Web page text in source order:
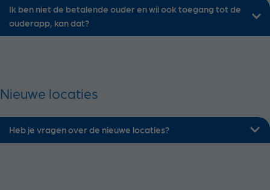
Ik ben niet de betalende ouder en wil ook toegang tot de
ouderapp, kan dat?
Nieuwe locaties
Heb je vragen over de nieuwe locaties?